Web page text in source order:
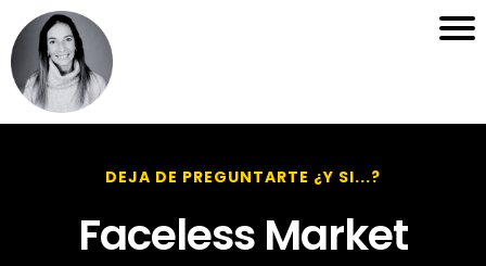
DEJA DE PREGUNTARTE ¿Y SI...?
Faceless Market